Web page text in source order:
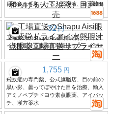
目の疲れを和らげる人工涙液、目薬卸売
32 円
工場直送のShapu Aisi眼精疲労ドライア
イ水熊胆汁点眼薬工場直送サプライヤー
1,755 円
飛蚊症の専門薬、公式旗艦店、目の前の
黒い影、曇ってぼやけた目を治療、輸入
アミノペプチドヨウ素点眼薬、アイパッ
チ、漢方薬水